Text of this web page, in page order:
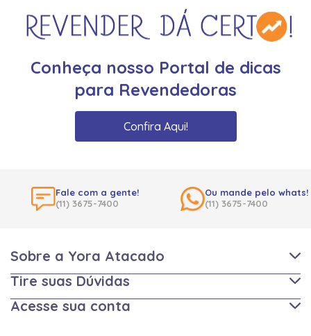
Conheça nosso Portal de dicas
para Revendedoras
Confira Aqui!
Fale com a gente!
(11) 3675-7400
Ou mande pelo whats!
(11) 3675-7400
Sobre a Yora Atacado
Tire suas Dúvidas
Acesse sua conta